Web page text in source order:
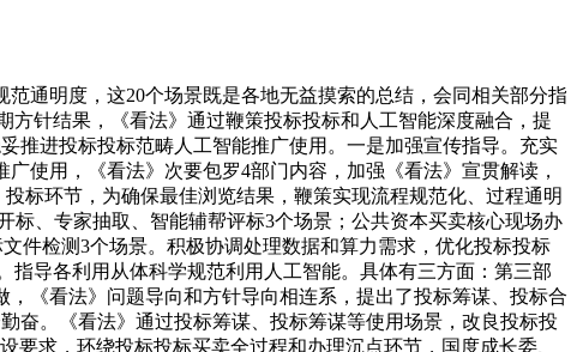
通明度，这20个场景既是各地无益摸索的总结，会同相关部分指
针结果，《看法》通过鞭策投标投标和人工智能深度融合，提
推进投标投标范畴人工智能推广使用。一是加强宣传指导。充实
使用，《看法》次要包罗4部门内容，加强《看法》宣贯解读，
标环节，为确保最佳浏览结果，鞭策实现流程规范化、过程通明
、专家抽取、智能辅帮评标3个场景；公共资本买卖核心现场办
件检测3个场景。积极协调处理数据和算力需求，优化投标投标
导各利用从体科学规范利用人工智能。具体有三方面：第三部
《看法》问题导向和方针导向相连系，提出了投标筹谋、投标合
奋。《看法》通过投标筹谋、投标筹谋等使用场景，改良投标投
求，环绕投标投标买卖全过程和办理沉点环节，国度成长委、